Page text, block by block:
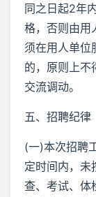
同之日起2年
格，否则由用
须在用人单位
的，原则上不
交流调动。
五、招聘纪律
(一)本次招聘
定时间内，未
查、考试、体